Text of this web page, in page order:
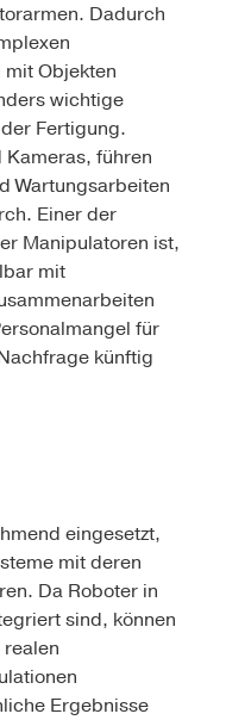
Dadurch
Objekten
wichtige
Fertigung.
führen
Wartungsarbeiten
Einer der
Manipulatoren ist,
mit
für
künftig
eingesetzt,
mit deren
Da Roboter in
sind, können
Ergebnisse